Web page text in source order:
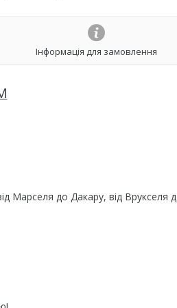
Інформація для замовлення
Марселя до Дакару, від Врукселя